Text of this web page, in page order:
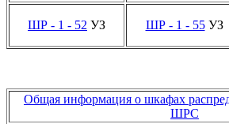
ШР - 1 - 52 УЗ ШР - 1 - 55УЗ
Общая информация о шкафах
ШРС